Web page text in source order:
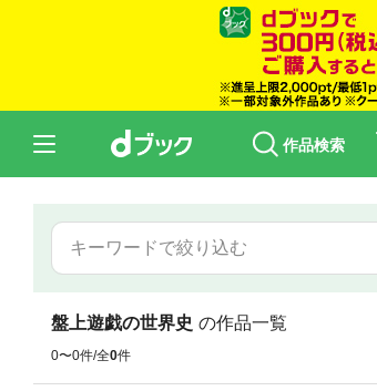
作品検索
盤上遊戯の世界史 の作品一覧
0〜0件/全0件